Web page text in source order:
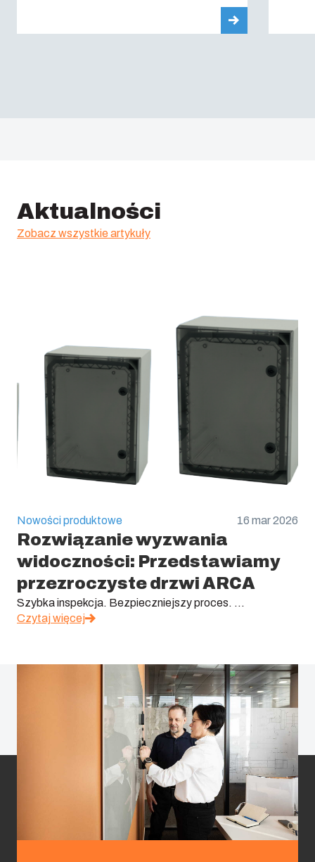
Aktualności
Zobacz wszystkie artykuły
Nowości produktowe 16 mar 2026
Rozwiązanie wyzwania
widoczności: Przedstawiamy
przezroczyste drzwi ARCA
Szybka inspekcja. Bezpieczniejszy proces. ...
Czytaj więcej